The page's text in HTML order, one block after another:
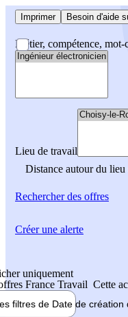
Imprimer Besoin d'aide
Métier, compétence,
Lieu de travail
Distance autour du lieu
Rechercherdes offres
uniquement
France Travail Cette
filtres de Date de création
Créer une alerte